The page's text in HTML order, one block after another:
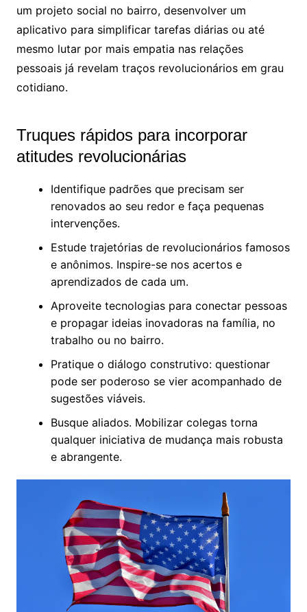
um projeto social no bairro, desenvolver um
aplicativo para simplificar tarefas diárias ou até
mesmo lutar por mais empatia nas relações
pessoais já revelam traços revolucionários em grau
cotidiano.
Truques rápidos para incorporar
atitudes revolucionárias
Identifique padrões que precisam ser
renovados ao seu redor e faça pequenas
intervenções.
Estude trajetórias de revolucionários famosos
e anônimos. Inspire-se nos acertos e
aprendizados de cada um.
Aproveite tecnologias para conectar pessoas
e propagar ideias inovadoras na família, no
trabalho ou no bairro.
Pratique o diálogo construtivo: questionar
pode ser poderoso se vier acompanhado de
sugestões viáveis.
Busque aliados. Mobilizar colegas torna
qualquer iniciativa de mudança mais robusta
e abrangente.